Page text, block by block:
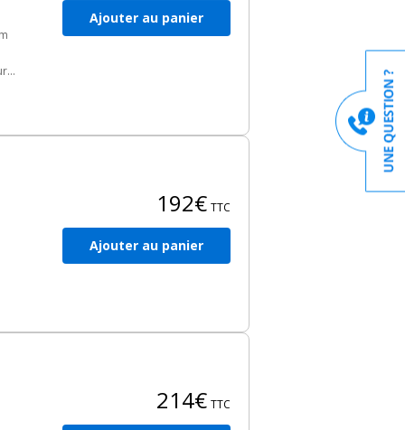
Ajouter au panier
192€ TTC
Ajouter au panier
214€ TTC